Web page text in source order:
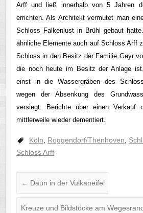
Arff und ließ innerhalb von 5 Jahren
errichten. Als Architekt vermutet man
Schloss Falkenlust in Brühl gebaut
ähnliche Elemente auch auf Schloss Arff
Schloss in den Besitz der Familie Geyr
die noch heute im Besitz der Anlage
einst in die Wassergräben des
wegen der Absenkung des
versiegt. Berichte über einen Verkauf
mittlerweile wieder dementiert.
Köln, Roggendorf/Thenhoven,
Schloss Arff
← Daun in der Vulkaneifel
Kreuze und Bildstöcke am